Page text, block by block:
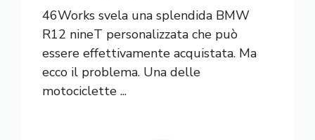
46Works svela una splendida BMW
R12 nineT personalizzata che può
essere effettivamente acquistata. Ma
ecco il problema. Una delle
motociclette ...